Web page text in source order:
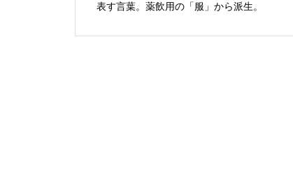
表す言葉。薬飲用の「服」から派生。